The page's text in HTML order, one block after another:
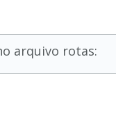
arquivo rotas: